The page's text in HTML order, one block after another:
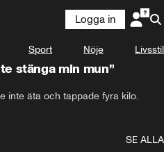
Logga in
Sport Nöje Livsstil
stänga min mun”
inte äta och tappade fyra kilo.
han bara dricka och få i sig soppa
SE ALLA